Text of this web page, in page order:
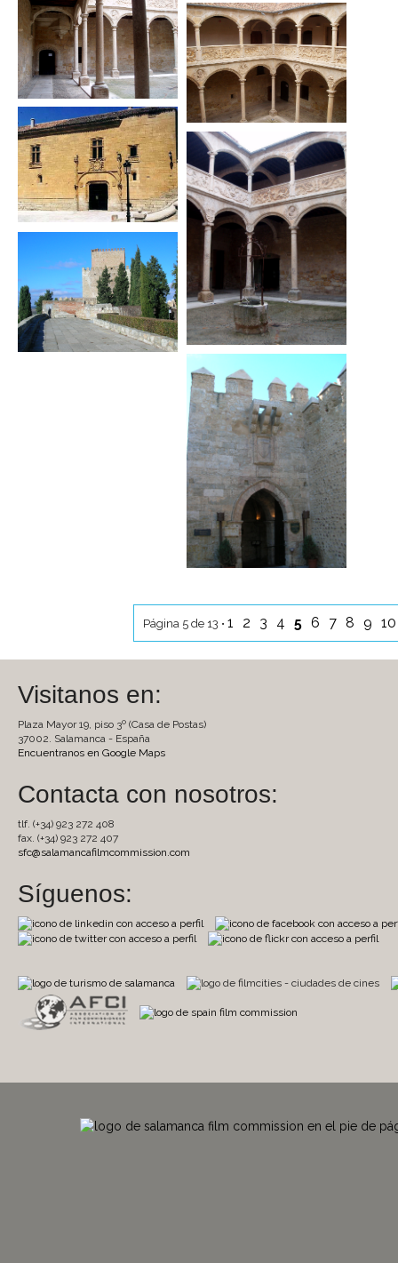
Página 5 de 13 • 1 2 3 4 5 6 7 8 9
Visitanos en:
Plaza Mayor 19, piso 3º (Casa de Postas)
37002. Salamanca - España
Encuentranos en Google Maps
Contacta con nosotros:
tlf. (+34) 923 272 408
fax. (+34) 923 272 407
sfc@salamancafilmcommission.com
Síguenos: